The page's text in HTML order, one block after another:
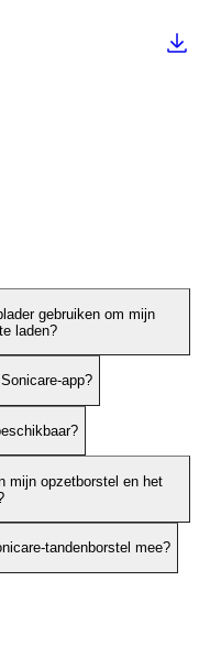
gebruiken om mijn
laden?
app?
mijn opzetborstel en het
tandenborstel mee?